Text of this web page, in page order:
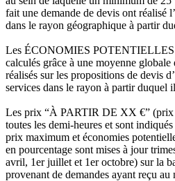
fait une demande de devis ont réalisé
dans le rayon géographique à partir
Les ÉCONOMIES
calculés grâce à une moyenne
réalisés sur les propositions de devis
services dans le rayon à partir duquel
Les prix “À PARTIR DE XX €” (prix
toutes les demi-heures et sont
prix maximum et économies
en pourcentage sont mises à jour
avril, 1er juillet et 1er octobre) sur la
provenant de demandes ayant reçu au